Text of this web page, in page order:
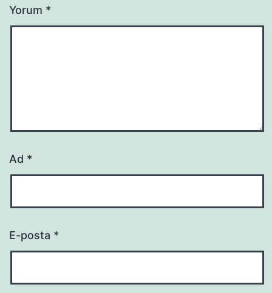
Yorum *
Ad *
E-posta *